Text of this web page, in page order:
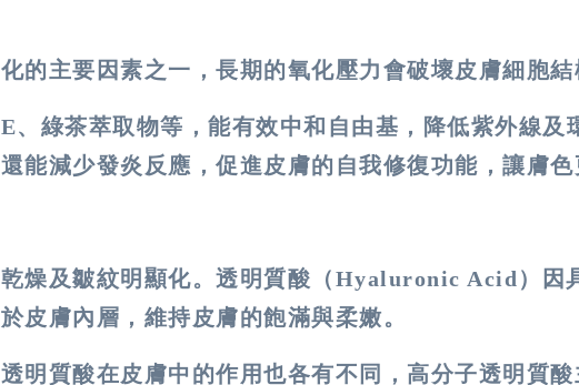
的主要因素之一，長期的氧化壓力會破壞皮膚細胞結
、綠茶萃取物等，能有效中和自由基，降低紫外線及
能減少發炎反應，促進皮膚的自我修復功能，讓膚色
燥及皺紋明顯化。透明質酸（Hyaluronic Acid）因
皮膚內層，維持皮膚的飽滿與柔嫩。
明質酸在皮膚中的作用也各有不同，高分子透明質酸